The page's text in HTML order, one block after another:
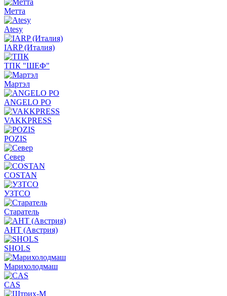
Метта
Atesy
IARP (Италия)
ТПК "ШЕФ"
Мартэл
ANGELO PO
VAKKPRESS
POZIS
Север
COSTAN
УЗТСО
Старатель
АНТ (Австрия)
SHOLS
Марихолодмаш
CAS